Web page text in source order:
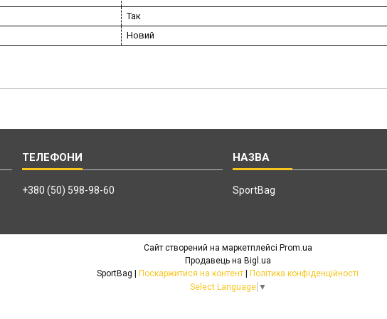
Так
Новий
+380 (50) 598-98-60 SportBag
Сайт створений на маркетплейсі Prom.ua
Продавець на Bigl.ua
Поскаржитися на контент
Політика конфіденційності
Select Language ▼